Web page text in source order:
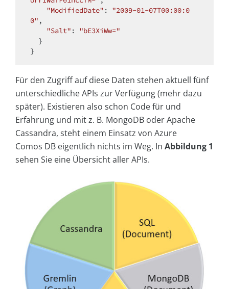
"ModifiedDate" : "2009-01-07T00:00:0
0" ,
"Salt" : "bE3XiWw="
Für den Zugriff auf diese Daten stehen aktuell fünf
unterschiedliche APIs zur Verfügung (mehr dazu
später). Existieren also schon Code für und
Erfahrung und mit z. B. MongoDB oder Apache
Cassandra, steht einem Einsatz von Azure
Comos DB eigentlich nichts im Weg. In Abbildung 1
sehen Sie eine Übersicht aller APIs.